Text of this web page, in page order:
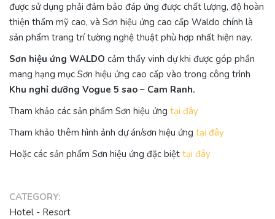
được sử dụng phải đảm bảo đáp ứng được chất lượng, độ hoàn
thiện thẩm mỹ cao, và Sơn hiệu ứng cao cấp Waldo chính là
sản phẩm trang trí tường nghệ thuật phù hợp nhất hiện nay.
Sơn hiệu ứng WALDO cảm thấy vinh dự khi được góp phần
mang hạng mục Sơn hiệu ứng cao cấp vào trong công trình
Khu nghỉ dưỡng Vogue 5 sao – Cam Ranh.
Tham khảo các sản phẩm Sơn hiệu ứng tại đây
Tham khảo thêm hình ảnh dự án/sơn hiệu ứng tại đây
Hoặc các sản phẩm Sơn hiệu ứng đặc biệt tại đây
CATEGORY:
Hotel - Resort